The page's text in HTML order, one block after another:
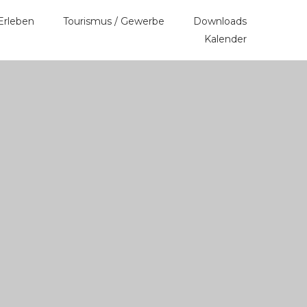
Tourismus / Gewerbe
Downloads
Kalender